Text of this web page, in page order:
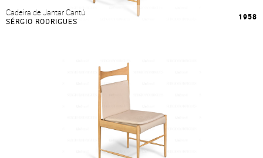
Cadeira de Jantar Cantú
SÉRGIO RODRIGUES 1958